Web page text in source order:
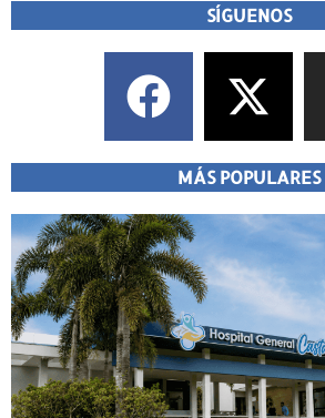
SÍGUENOS
MÁS POPULARES